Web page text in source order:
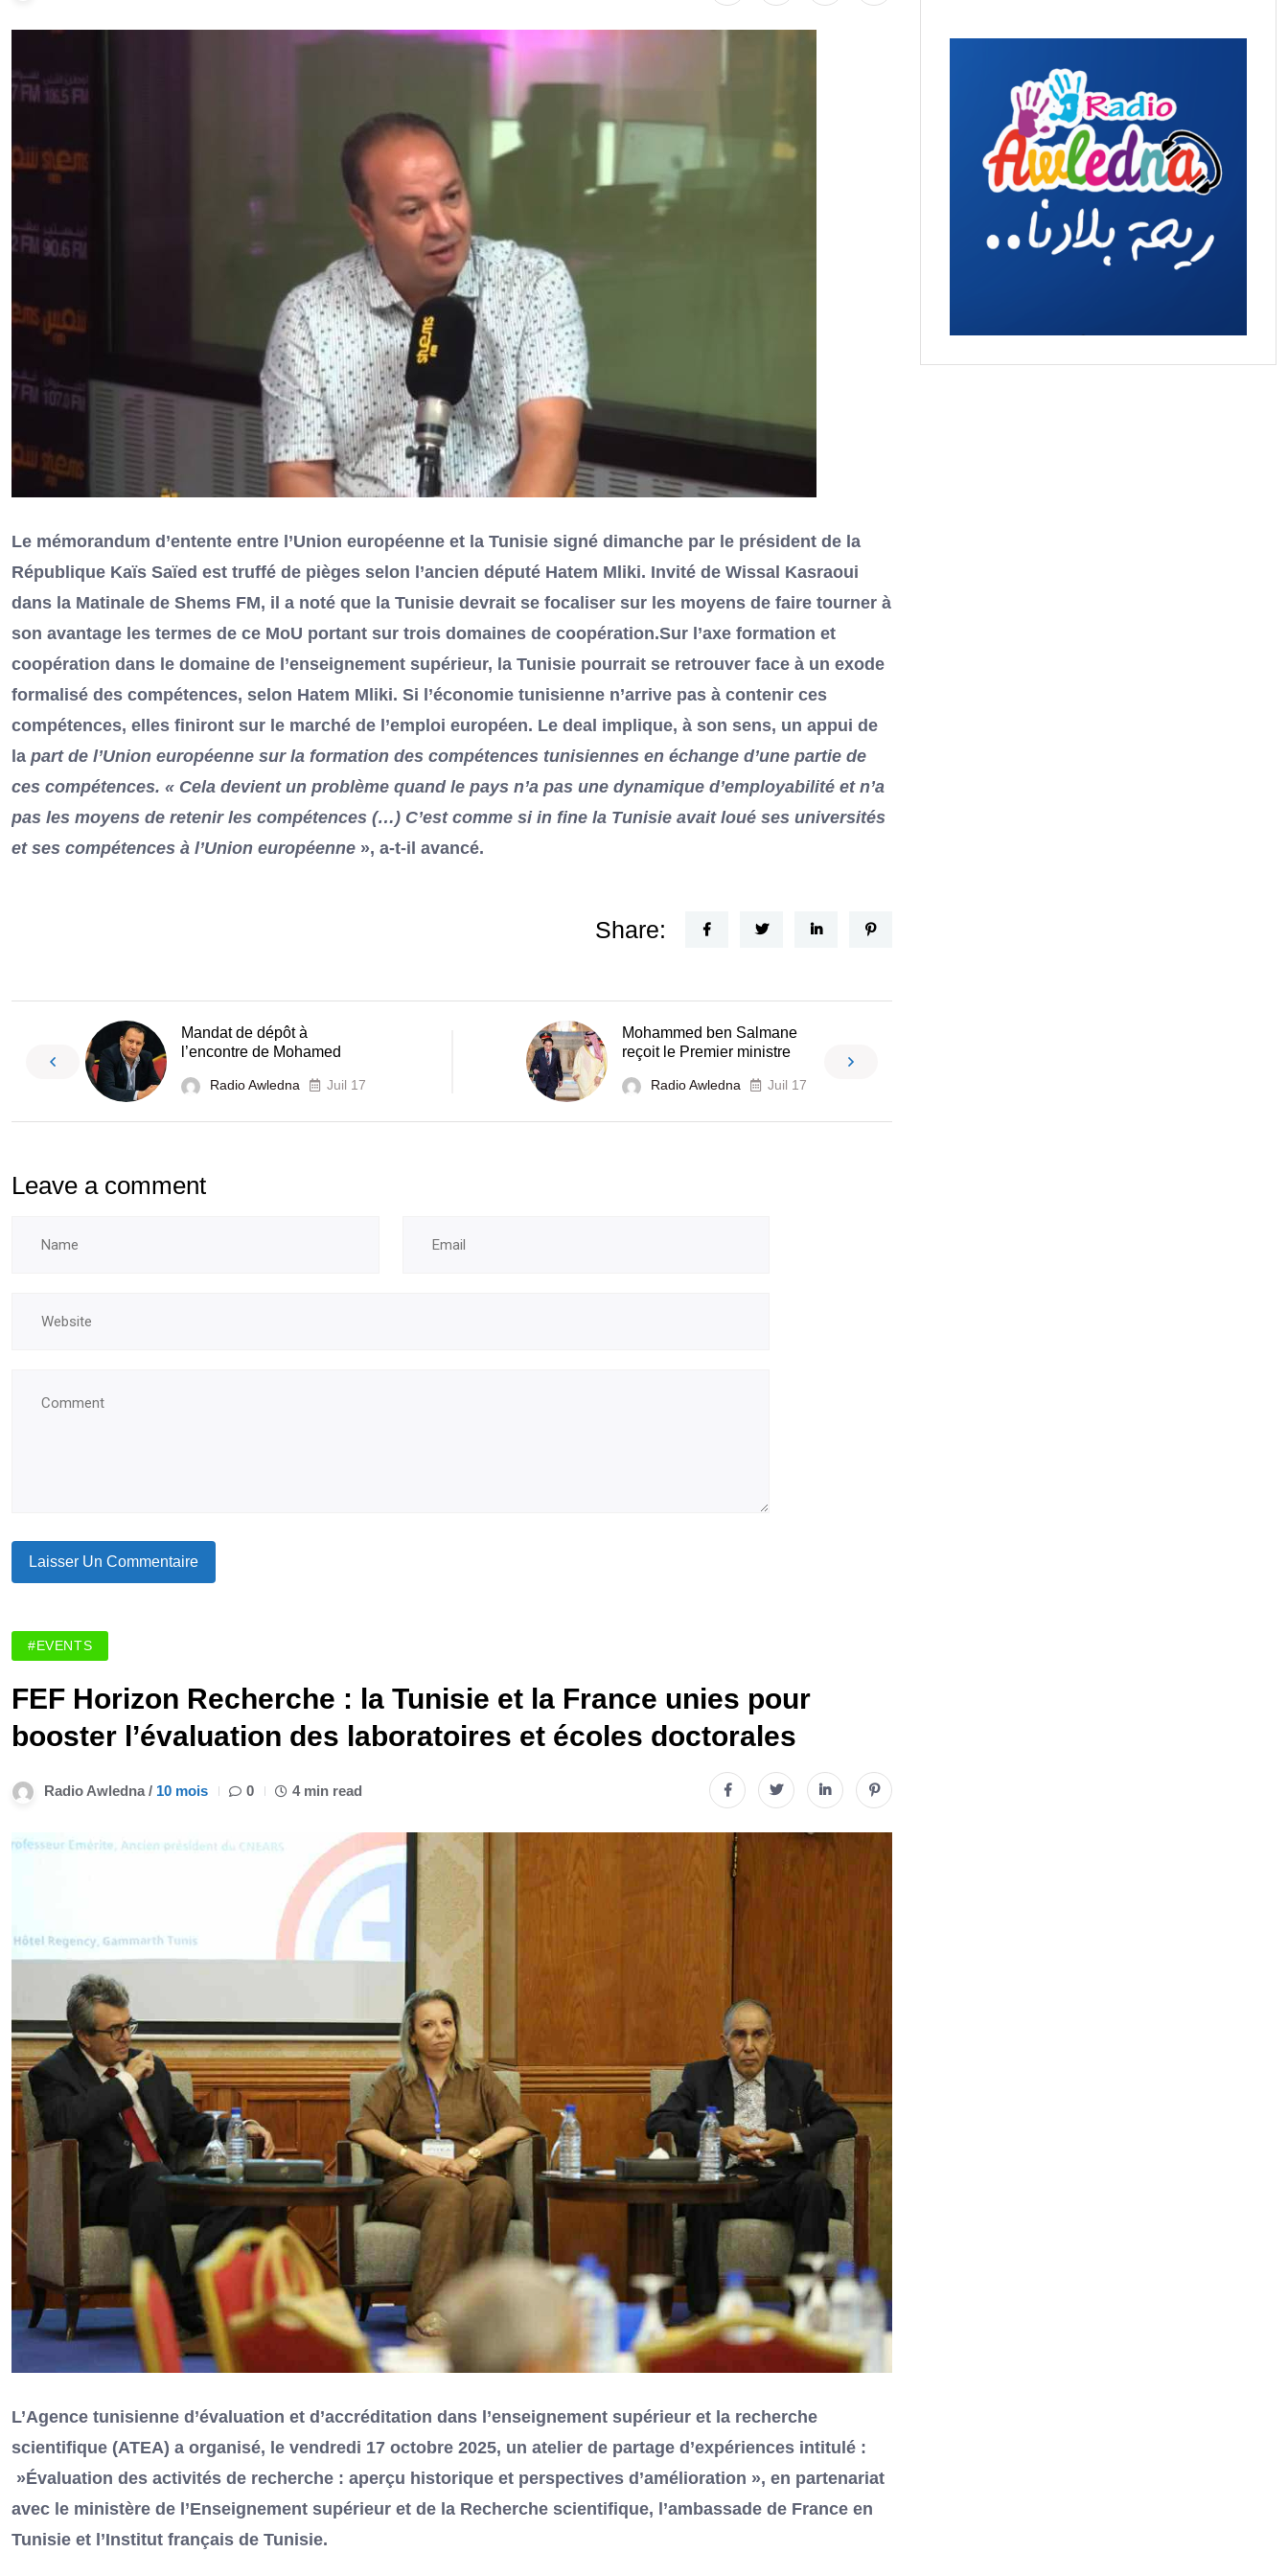
Le mémorandum d’entente entre l’Union européenne et la Tunisie signé dimanche par le président de la
République Kaïs Saïed est truffé de pièges selon l’ancien député Hatem Mliki. Invité de Wissal Kasraoui
dans la Matinale de Shems FM, il a noté que la Tunisie devrait se focaliser sur les moyens de faire tourner à
son avantage les termes de ce MoU portant sur trois domaines de coopération.Sur l’axe formation et
coopération dans le domaine de l’enseignement supérieur, la Tunisie pourrait se retrouver face à un exode
formalisé des compétences, selon Hatem Mliki. Si l’économie tunisienne n’arrive pas à contenir ces
compétences, elles finiront sur le marché de l’emploi européen. Le deal implique, à son sens, un appui de
la part de l’Union européenne sur la formation des compétences tunisiennes en échange d’une partie de
ces compétences. « Cela devient un problème quand le pays n’a pas une dynamique d’employabilité et n’a
pas les moyens de retenir les compétences (…) C’est comme si in fine la Tunisie avait loué ses universités
et ses compétences à l’Union européenne », a-t-il avancé.
Share:
Mandat de dépôt à
l’encontre de Mohamed
Radio Awledna Juil 17
Mohammed ben Salmane
reçoit le Premier ministre
Radio Awledna Juil 17
Leave a comment
#EVENTS
FEF Horizon Recherche : la Tunisie et la France unies pour
booster l’évaluation des laboratoires et écoles doctorales
Radio Awledna / 10 mois 0 4 min read
L’Agence tunisienne d’évaluation et d’accréditation dans l’enseignement supérieur et la recherche
scientifique (ATEA) a organisé, le vendredi 17 octobre 2025, un atelier de partage d’expériences intitulé :
»Évaluation des activités de recherche : aperçu historique et perspectives d’amélioration », en partenariat
avec le ministère de l’Enseignement supérieur et de la Recherche scientifique, l’ambassade de France en
Tunisie et l’Institut français de Tunisie.